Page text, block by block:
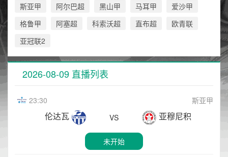
斯亚甲
阿尔巴超 黑山甲 马耳甲
爱沙甲
格鲁甲
阿塞超 科索沃超 直布超
欧青联
亚冠联2
2026-08-09 直播列表
23:30 斯亚甲
伦达瓦 VS 亚穆尼积
未开始